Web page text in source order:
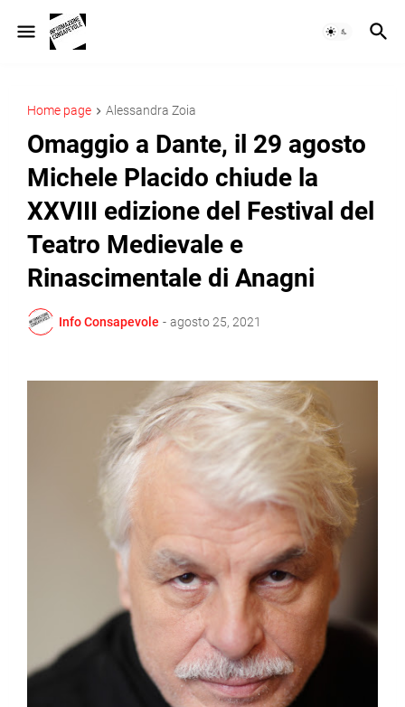
Home page Alessandra Zoia
Omaggio a Dante, il 29 agosto
Michele Placido chiude la
XXVIII edizione del Festival del
Teatro Medievale e
Rinascimentale di Anagni
Info Consapevole - agosto 25, 2021